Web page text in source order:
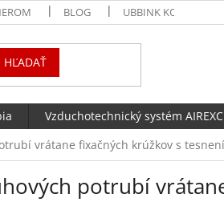
BLOG UBBINK
HĽADAŤ
Vzduchotechnický systém
vrátane fixačných krúžkov s
potrubí